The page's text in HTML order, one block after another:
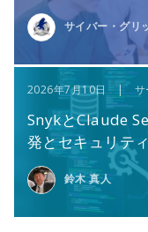
サイバー・グリ
2026年7月10日 | サ
SnykとClaude
発とセキュリテ
鈴木 真人